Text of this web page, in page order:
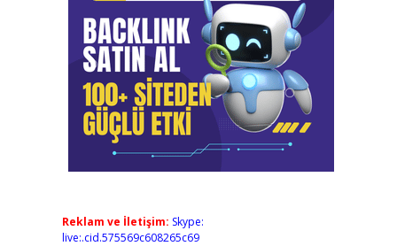
Reklam ve İletişim: Skype:
live:.cid.575569c608265c69